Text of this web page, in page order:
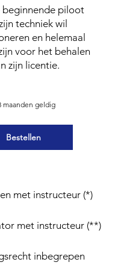
beginnende piloot
techniek wil
en helemaal
voor het behalen
zijn licentie.
maanden geldig
Bestellen
met instructeur (*)
met instructeur (**)
inbegrepen